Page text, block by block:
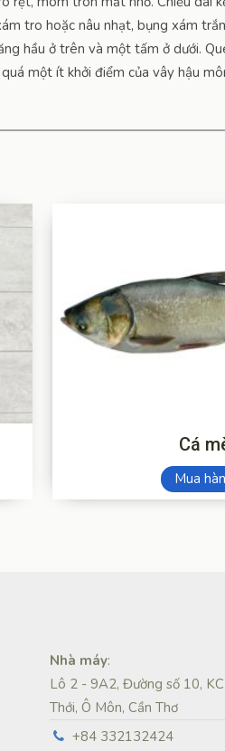
tro hoặc nâu nhạt, bụng xám
hầu ở trên và một tấm ở dưới.
một ít khởi điểm của vây hậu
Cá
Mua
Nhà máy:
Lô 2 - 9A2, Đường số 10,
Thới, Ô Môn, Cần Thơ
+84 332132424